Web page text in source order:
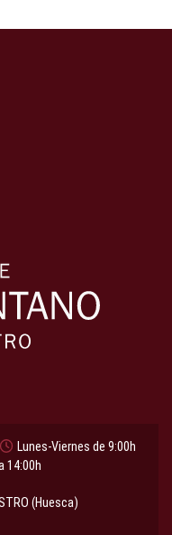
Lunes-Viernes de 9:00h
14:00h
(Huesca)